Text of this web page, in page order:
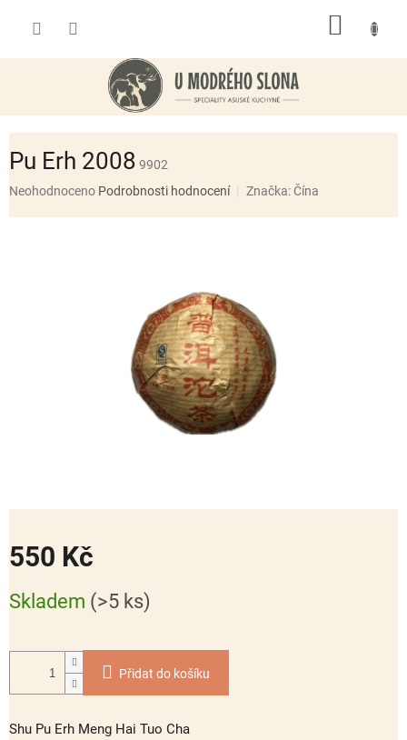
Pu Erh 2008 9902
Průměrné
Neohodnoceno Podrobnosti hodnocení Značka: Čína
550 Kč
cena:
Skladem (>5 ks)
Přidat do košíku
Shu Pu Erh Meng Hai Tuo Cha